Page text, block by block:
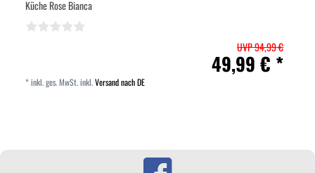
Küche Rose Bianca
UVP 94,99 €
49,99 € *
*inkl. ges. MwSt.inkl.Versand nach DE